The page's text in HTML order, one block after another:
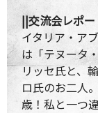
||交流会レポー
イタリア・ア
は「テヌータ
リッセ氏と、
ロ氏のお二人
歳！私と一つ